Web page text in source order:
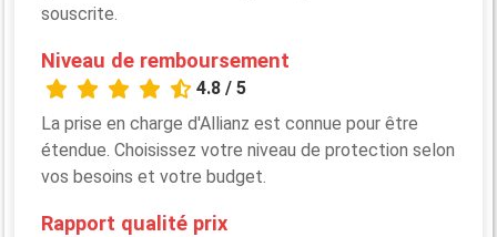
souscrite.
Niveau de remboursement
4.8 / 5
La prise en charge d'Allianz est connue pour être
étendue. Choisissez votre niveau de protection selon
vos besoins et votre budget.
Rapport qualité prix